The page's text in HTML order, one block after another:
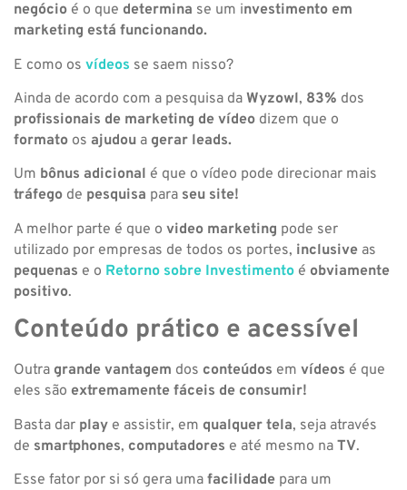
negócio é o que determina se um investimento em
marketing está funcionando.
E como os vídeos se saem nisso?
Ainda de acordo com a pesquisa da Wyzowl, 83% dos
profissionais de marketing de vídeo dizem que o
formato os ajudou a gerar leads.
Um bônus adicional é que o vídeo pode direcionar mais
tráfego de pesquisa para seu site!
A melhor parte é que o video marketing pode ser
utilizado por empresas de todos os portes, inclusive as
pequenas e o Retorno sobre Investimento é obviamente
positivo.
Conteúdo prático e acessível
Outra grande vantagem dos conteúdos em vídeos é que
eles são extremamente fáceis de consumir!
Basta dar play e assistir, em qualquer tela, seja através
de smartphones, computadores e até mesmo na TV.
Esse fator por si só gera uma facilidade para um